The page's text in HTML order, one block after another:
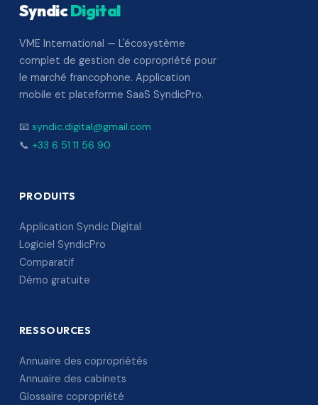
SyndicDigital
VME International — L'écosystème
complet de gestion de copropriété pour
le marché francophone. Application
mobile et plateforme SaaS SyndicPro.
📧 syndic.digital@gmail.com
📞 +33 6 51 11 56 90
PRODUITS
Application Syndic Digital
Logiciel SyndicPro
Comparatif
Démo gratuite
RESSOURCES
Annuaire des copropriétés
Annuaire des cabinets
Glossaire copropriété